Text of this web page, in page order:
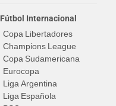
Fútbol Internacional
Copa Libertadores
Champions League
Copa Sudamericana
Eurocopa
Liga Argentina
Liga Española